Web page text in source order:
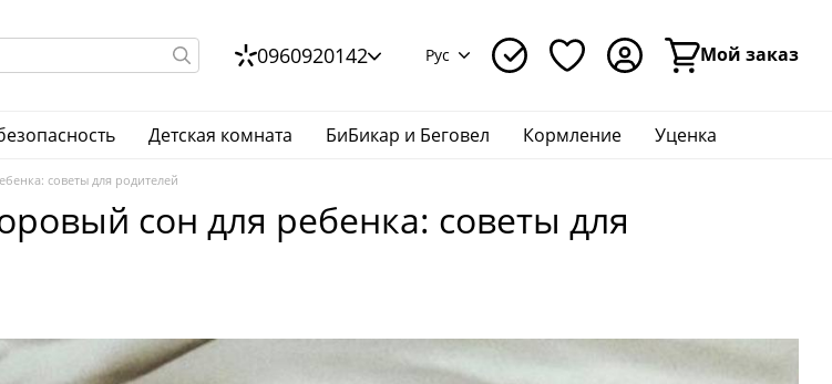
0960920142 Рус Мой заказ
Детская комната БиБикар и Беговел Кормление Уценка
советы для родителей
сон для ребенка: советы для